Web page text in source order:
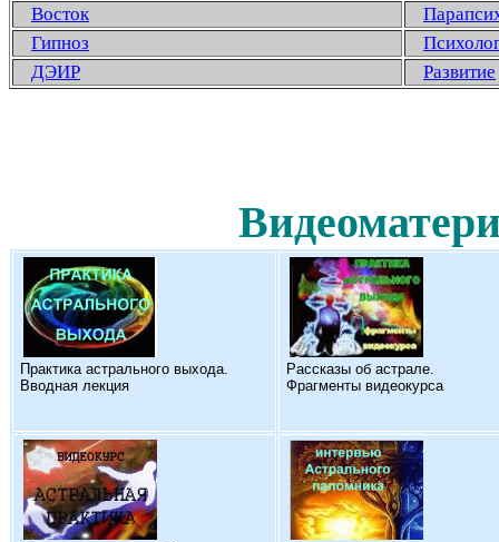
Восток
Гипноз
ДЭИР
Развитие
Практика астрального выхода.
Вводная лекция
Рассказы об астрале.
Фрагменты видеокурса